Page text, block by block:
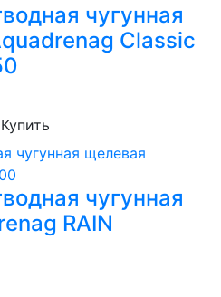
чугунная
Classic
Купить
чугунная
RAIN